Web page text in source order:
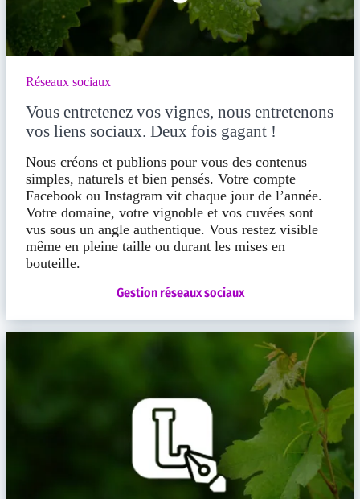
Réseaux sociaux
Vous entretenez vos vignes, nous entretenons
vos liens sociaux. Deux fois gagant !
Nous créons et publions pour vous des contenus
simples, naturels et bien pensés. Votre compte
Facebook ou Instagram vit chaque jour de l’année.
Votre domaine, votre vignoble et vos cuvées sont
vus sous un angle authentique. Vous restez visible
même en pleine taille ou durant les mises en
bouteille.
Gestion réseaux sociaux